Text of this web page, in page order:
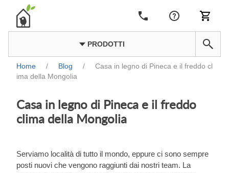
PRODOTTI
Home / Blog /
Casa in legno di Pineca e il freddo cl
ima della Mongolia
Casa in legno di Pineca e il freddo
clima della Mongolia
Serviamo località di tutto il mondo, eppure ci sono sempre
posti nuovi che vengono raggiunti dai nostri team. La